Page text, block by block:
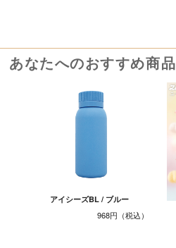
あなたへのおすすめ商品
アイシーズBL / ブルー
968円